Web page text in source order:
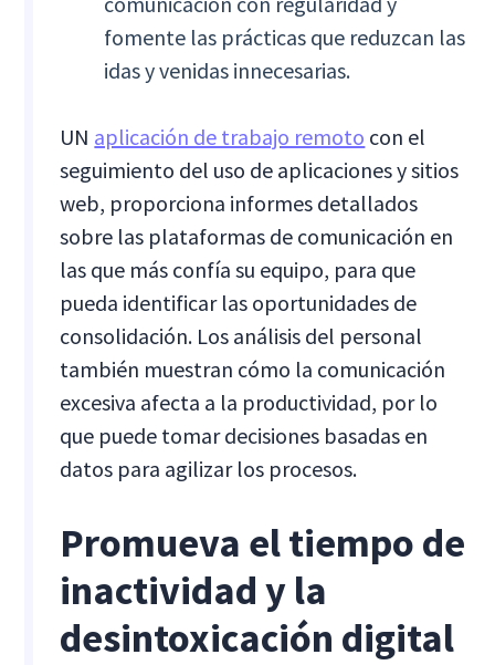
fomente las prácticas que reduzcan las
idas y venidas innecesarias.
UN aplicación de trabajo remoto con el
seguimiento del uso de aplicaciones y sitios
web, proporciona informes detallados
sobre las plataformas de comunicación en
las que más confía su equipo, para que
pueda identificar las oportunidades de
consolidación. Los análisis del personal
también muestran cómo la comunicación
excesiva afecta a la productividad, por lo
que puede tomar decisiones basadas en
datos para agilizar los procesos.
Promueva el tiempo de
inactividad y la
desintoxicación digital